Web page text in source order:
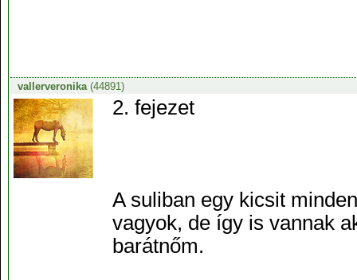
vallerveronika(44891)
2. fejezet
A suliban egy kicsit
vagyok, de így is vannak
barátnőm.